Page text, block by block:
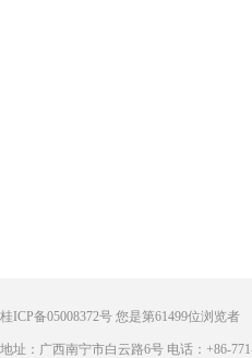
桂ICP备05008372号 您是第61499位浏览者
地址：广西南宁市白云路6号 电话：+86-